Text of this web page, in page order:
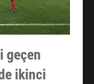
geçen
ikinci